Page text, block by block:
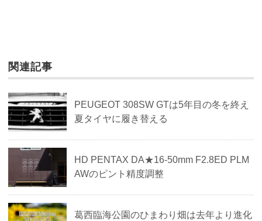
関連記事
PEUGEOT 308SW GTは5年目の冬を終え
夏タイヤに履き替える
HD PENTAX DA★16-50mm F2.8ED PLM
AWのピント精度調整
葛西臨海公園のひまわり畑は去年より進化